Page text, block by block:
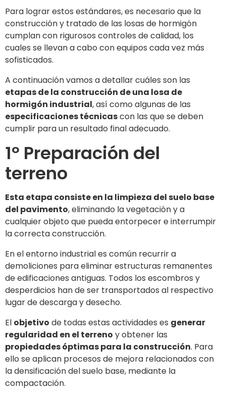
Para lograr estos estándares, es necesario que la
construcción y tratado de las losas de hormigón
cumplan con rigurosos controles de calidad, los
cuales se llevan a cabo con equipos cada vez más
sofisticados.
A continuación vamos a detallar cuáles son las
etapas de la construcción de una losa de
hormigón industrial, así como algunas de las
especificaciones técnicascon las que se deben
cumplir para un resultado final adecuado.
1º Preparación del
terreno
Esta etapa consiste en la limpieza del suelo base
del pavimento, eliminando la vegetación y a
cualquier objeto que pueda entorpecer e interrumpir
la correcta construcción.
En el entorno industrial es común recurrir a
demoliciones para eliminar estructuras remanentes
de edificaciones antiguas. Todos los escombros y
desperdicios han de ser transportados al respectivo
lugar de descarga y desecho.
El objetivo de todas estas actividades es generar
regularidad en el terreno y obtener las
propiedades óptimas para la construcción. Para
ello se aplican procesos de mejora relacionados con
la densificación del suelo base, mediante la
compactación.